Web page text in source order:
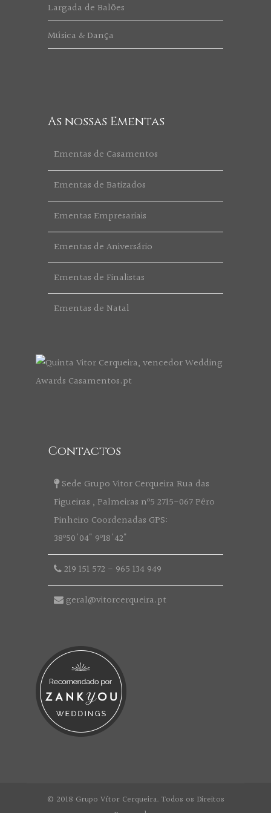
Largada de Balões
Música & Dança
As nossas Ementas
Ementas de Casamentos
Ementas de Batizados
Ementas Empresariais
Ementas de Aniversário
Ementas de Finalistas
Ementas de Natal
Contactos
Sede Grupo Vitor Cerqueira Rua das
Figueiras , Palmeiras nº5 2715-067 Pêro
Pinheiro Coordenadas GPS:
38º50'04" 9º18'42"
219 151 572 - 965 134 949
geral@vitorcerqueira.pt
© 2018 Grupo Vítor Cerqueira. Todos os Direitos